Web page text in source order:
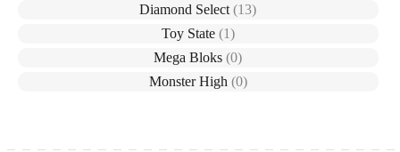
Diamond Select(13)
Toy State (1)
Mega Bloks(0)
Monster High (0)